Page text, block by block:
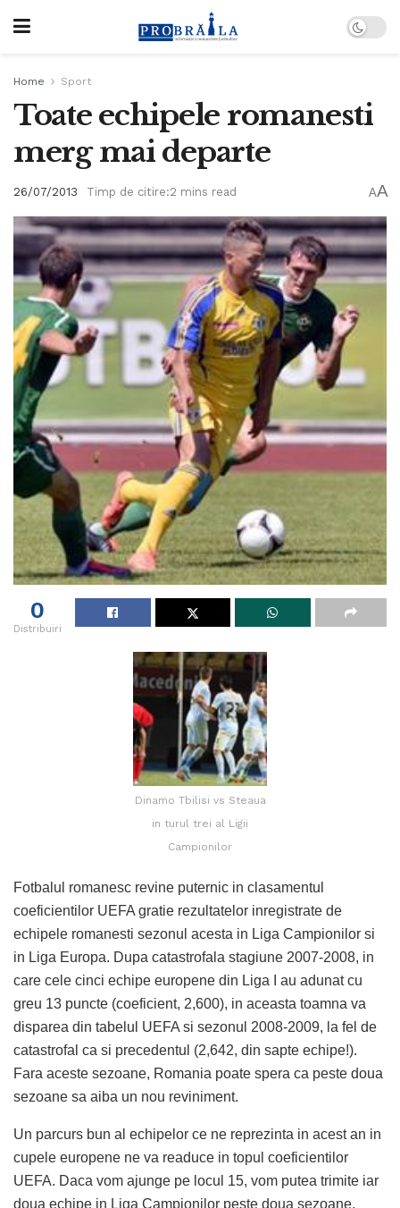
Home Sport
Toate echipele romanesti
merg mai departe
26/07/2013 Timp de citire:2 mins read AA
0
Distribuiri
Dinamo Tbilisi vs Steaua
in turul trei al Ligii
Campionilor
Fotbalul romanesc revine puternic in clasamentul
coeficientilor UEFA gratie rezultatelor inregistrate de
echipele romanesti sezonul acesta in Liga Campionilor si
in Liga Europa. Dupa catastrofala stagiune 2007-2008, in
care cele cinci echipe europene din Liga I au adunat cu
greu 13 puncte (coeficient, 2,600), in aceasta toamna va
disparea din tabelul UEFA si sezonul 2008-2009, la fel de
catastrofal ca si precedentul (2,642, din sapte echipe!).
Fara aceste sezoane, Romania poate spera ca peste doua
sezoane sa aiba un nou reviniment.
Un parcurs bun al echipelor ce ne reprezinta in acest an in
cupele europene ne va readuce in topul coeficientilor
UEFA. Daca vom ajunge pe locul 15, vom putea trimite iar
doua echipe in Liga Campionilor peste doua sezoane.